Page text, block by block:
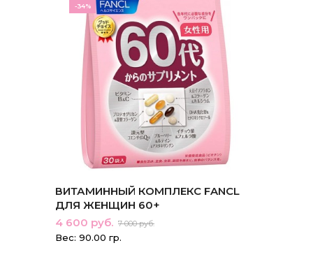
-34%
ВИТАМИННЫЙ КОМПЛЕКС FANCL
ДЛЯ ЖЕНЩИН 60+
4 600 руб. 7 000 руб.
Вес: 90.00 гр.